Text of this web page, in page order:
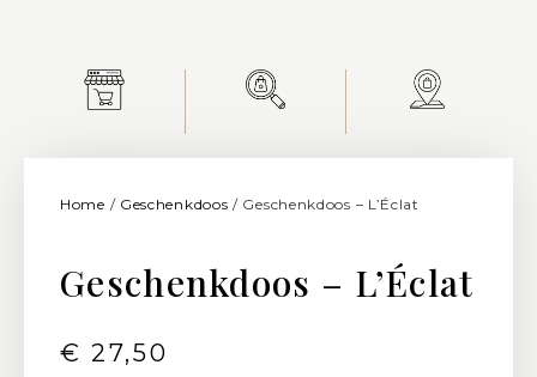
Home / Geschenkdoos / Geschenkdoos – L’Éclat
Geschenkdoos – L’Éclat
€ 27,50